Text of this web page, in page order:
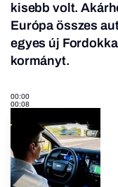
kisebb volt.
Európa összes
egyes új
kormányt.
00:00
00:08